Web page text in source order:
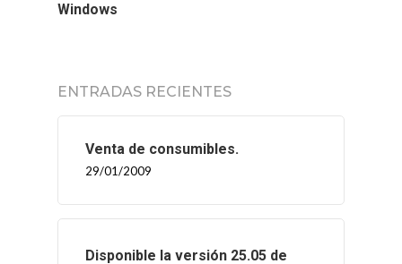
Windows
ENTRADAS RECIENTES
Venta de consumibles.
29/01/2009
Disponible la versión 25.05 de